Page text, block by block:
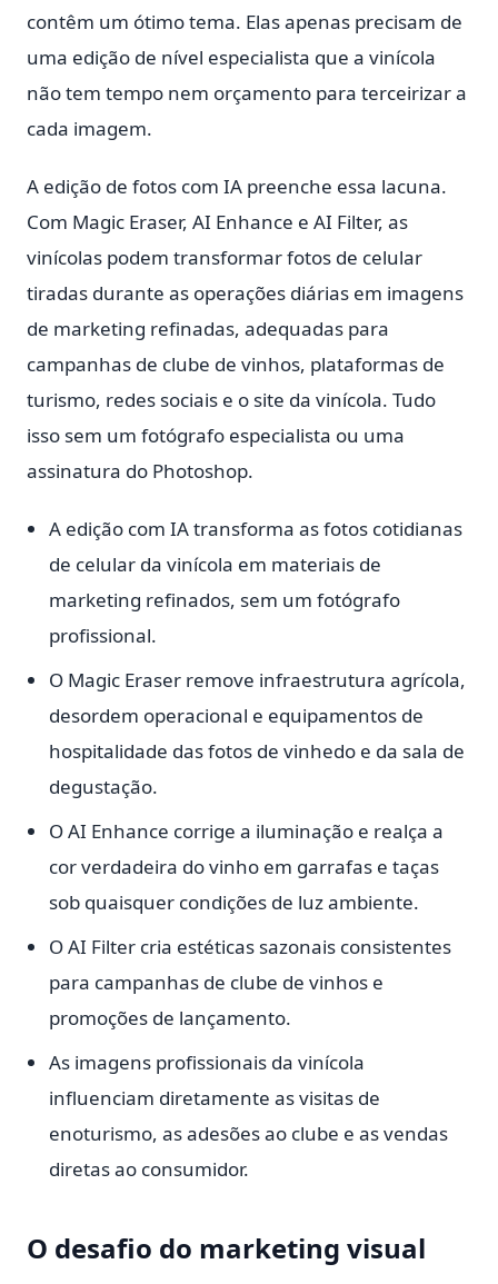
contêm um ótimo tema. Elas apenas precisam de
uma edição de nível especialista que a vinícola
não tem tempo nem orçamento para terceirizar a
cada imagem.
A edição de fotos com IA preenche essa lacuna.
Com Magic Eraser, AI Enhance e AI Filter, as
vinícolas podem transformar fotos de celular
tiradas durante as operações diárias em imagens
de marketing refinadas, adequadas para
campanhas de clube de vinhos, plataformas de
turismo, redes sociais e o site da vinícola. Tudo
isso sem um fotógrafo especialista ou uma
assinatura do Photoshop.
A edição com IA transforma as fotos cotidianas
de celular da vinícola em materiais de
marketing refinados, sem um fotógrafo
profissional.
O Magic Eraser remove infraestrutura agrícola,
desordem operacional e equipamentos de
hospitalidade das fotos de vinhedo e da sala de
degustação.
O AI Enhance corrige a iluminação e realça a
cor verdadeira do vinho em garrafas e taças
sob quaisquer condições de luz ambiente.
O AI Filter cria estéticas sazonais consistentes
para campanhas de clube de vinhos e
promoções de lançamento.
As imagens profissionais da vinícola
influenciam diretamente as visitas de
enoturismo, as adesões ao clube e as vendas
diretas ao consumidor.
O desafio do marketing visual